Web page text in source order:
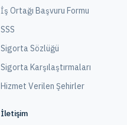
İş Ortağı Başvuru Formu
SSS
Sigorta Sözlüğü
Sigorta Karşılaştırmaları
Hizmet Verilen Şehirler
İletişim